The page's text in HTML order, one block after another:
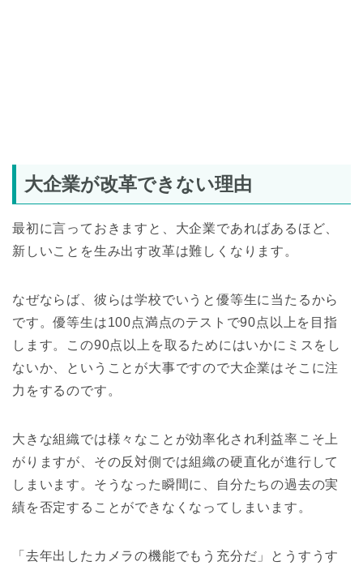
大企業が改革できない理由
最初に言っておきますと、大企業であればあるほど、
新しいことを生み出す改革は難しくなります。
なぜならば、彼らは学校でいうと優等生に当たるから
です。優等生は100点満点のテストで90点以上を目指
します。この90点以上を取るためにはいかにミスをし
ないか、ということが大事ですので大企業はそこに注
力をするのです。
大きな組織では様々なことが効率化され利益率こそ上
がりますが、その反対側では組織の硬直化が進行して
しまいます。そうなった瞬間に、自分たちの過去の実
績を否定することができなくなってしまいます。
「去年出したカメラの機能でもう充分だ」とうすうす